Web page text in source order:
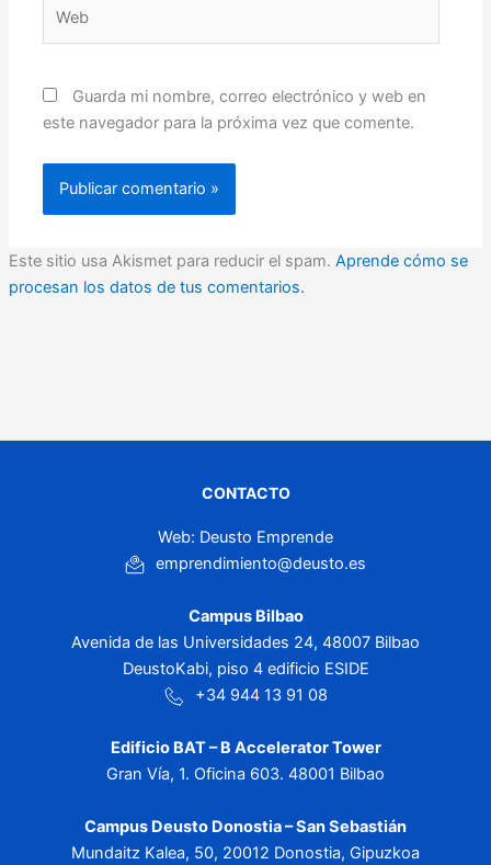
Guarda mi nombre, correo electrónico y web en
este navegador para la próxima vez que comente.
Este sitio usa Akismet para reducir el spam. Aprende cómo se
procesan los datos de tus comentarios.
CONTACTO
Web: Deusto Emprende
emprendimiento@deusto.es
Campus Bilbao
Avenida de las Universidades 24, 48007 Bilbao
DeustoKabi, piso 4 edificio ESIDE
+34 944 13 91 08
Edificio BAT – B Accelerator Tower
Gran Vía, 1. Oficina 603. 48001 Bilbao
Campus Deusto Donostia – San Sebastián
Mundaitz Kalea, 50, 20012 Donostia, Gipuzkoa